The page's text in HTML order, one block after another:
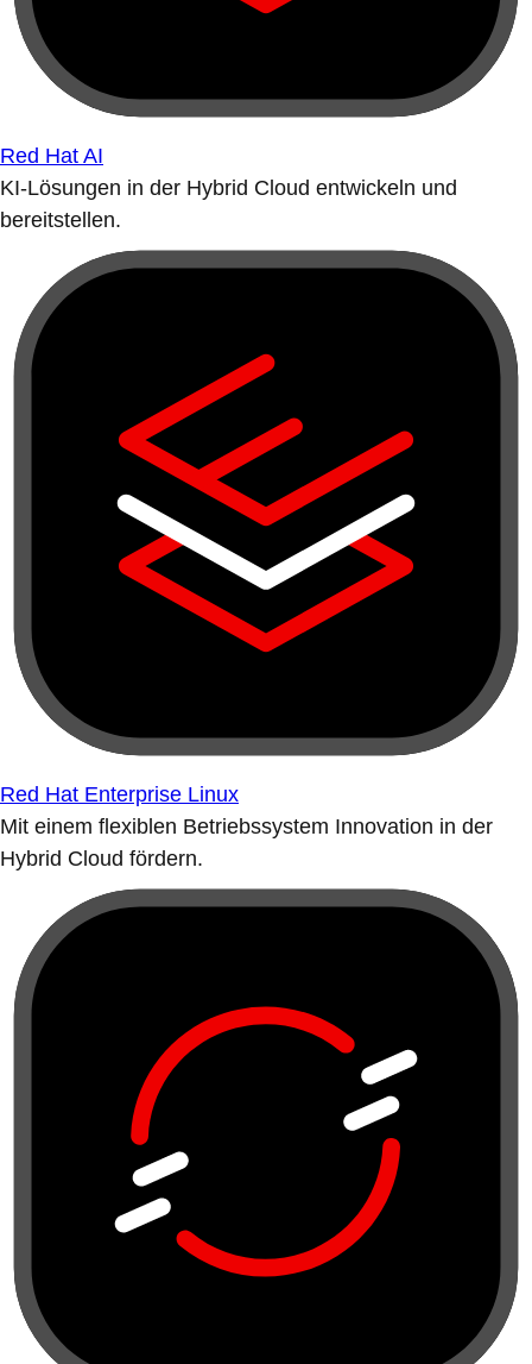
Red Hat AI
KI-Lösungen in der Hybrid Cloud entwickeln und
bereitstellen.
Red Hat Enterprise Linux
Mit einem flexiblen Betriebssystem Innovation in der
Hybrid Cloud fördern.